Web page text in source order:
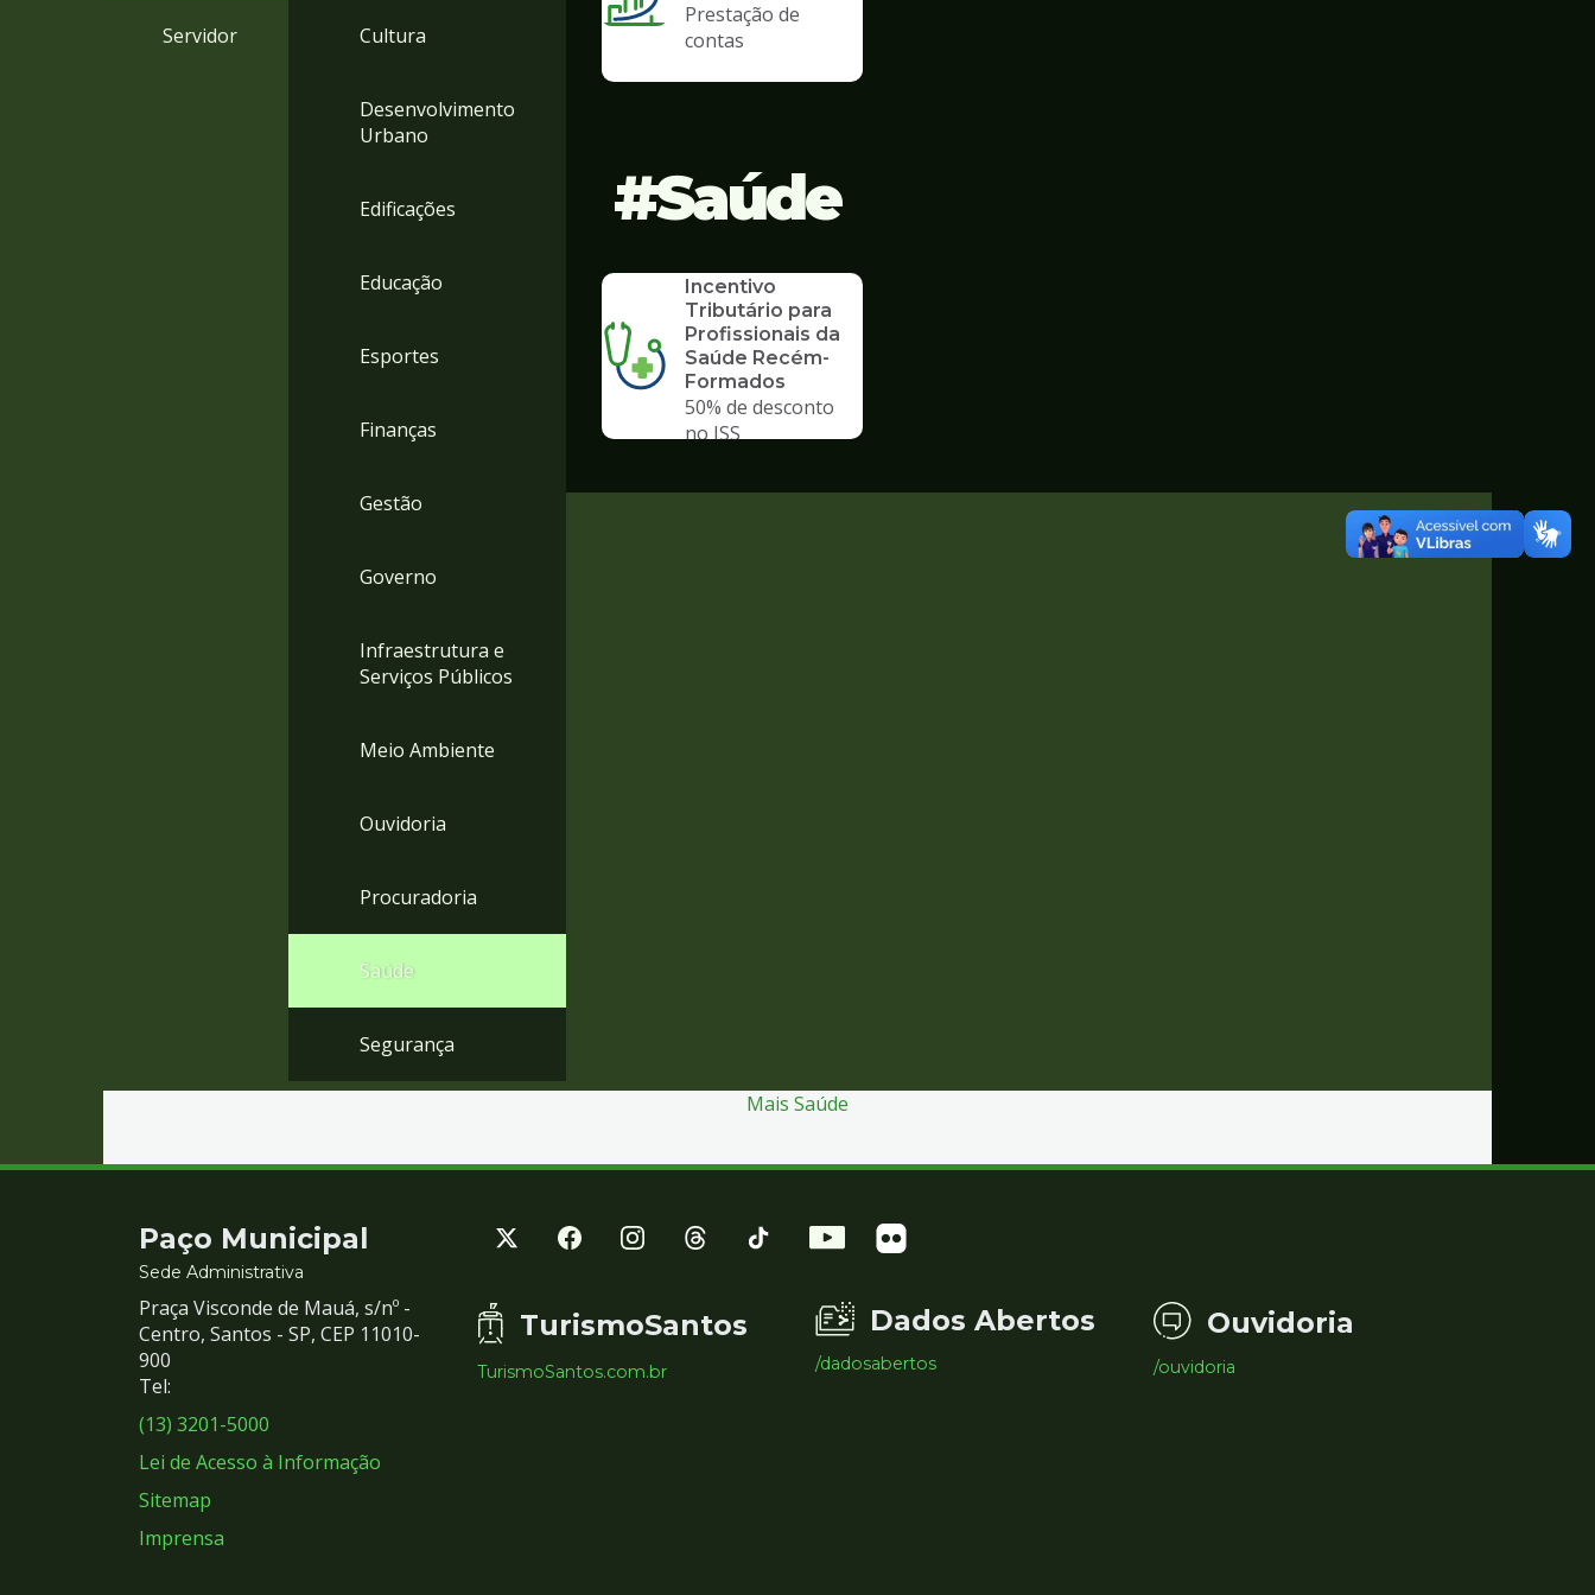
Servidor Cultura
Desenvolvimento
Urbano
Edificações
Educação
Esportes
Finanças
Gestão
Governo
Infraestrutura e
Serviços Públicos
Meio Ambiente
Ouvidoria
Procuradoria
Saúde
Segurança
Prestação de
contas
Saúde
Incentivo
Tributário para
Profissionais da
Saúde Recém-
Formados
50% de desconto
no ISS
Mais Saúde
Contato
e
Redes
Sociais
Paço Municipal
Sede Administrativa
Praça Visconde de Mauá, s/nº -
Centro, Santos - SP, CEP 11010-
900
Tel:
(13) 3201-5000
Lei de Acesso à Informação
Sitemap
Imprensa
TurismoSantos
TurismoSantos.com.br
Dados Abertos
/dadosabertos
Ouvidoria
/ouvidoria